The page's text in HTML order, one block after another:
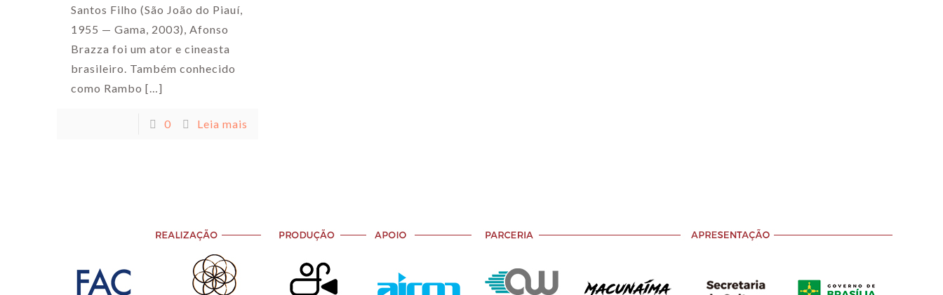
Santos Filho (São João do Piauí,
1955 — Gama, 2003), Afonso
Brazza foi um ator e cineasta
brasileiro. Também conhecido
como Rambo […]
0 Leia mais